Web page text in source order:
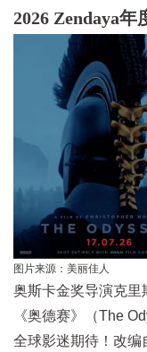
2026 Zendaya年
图片来源：美丽佳人
奥斯卡金奖导演克里
《奥德赛》（The
全球影迷期待！改编